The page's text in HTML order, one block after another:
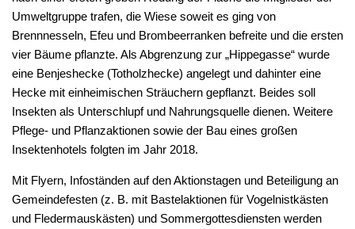
Umweltgruppe trafen, die Wiese soweit es ging von
Brennnesseln, Efeu und Brombeerranken befreite und die ersten
vier Bäume pflanzte. Als Abgrenzung zur „Hippegasse“ wurde
eine Benjeshecke (Totholzhecke) angelegt und dahinter eine
Hecke mit einheimischen Sträuchern gepflanzt. Beides soll
Insekten als Unterschlupf und Nahrungsquelle dienen. Weitere
Pflege- und Pflanzaktionen sowie der Bau eines großen
Insektenhotels folgten im Jahr 2018.
Mit Flyern, Infoständen auf den Aktionstagen und Beteiligung an
Gemeindefesten (z. B. mit Bastelaktionen für Vogelnistkästen
und Fledermauskästen) und Sommergottesdiensten werden